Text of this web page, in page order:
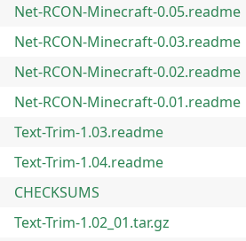
Net-RCON-Minecraft-0.05.readme
Net-RCON-Minecraft-0.03.readme
Net-RCON-Minecraft-0.02.readme
Net-RCON-Minecraft-0.01.readme
Text-Trim-1.03.readme
Text-Trim-1.04.readme
CHECKSUMS
Text-Trim-1.02_01.tar.gz